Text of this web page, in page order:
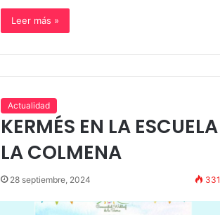
Leer más »
Actualidad
KERMÉS EN LA ESCUELA
LA COLMENA
28 septiembre, 2024 331